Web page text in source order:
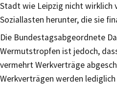
Stadt wie Leipzig nicht wirklich
Soziallasten herunter, die sie
Die Bundestagsabgeordnete
Wermutstropfen ist jedoch,
vermehrt Werkverträge
Werkverträgen werden